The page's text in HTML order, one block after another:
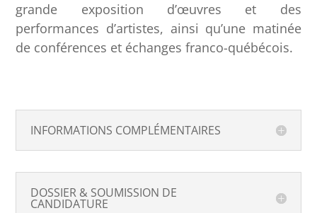
grande exposition d’œuvres et des
performances d’artistes, ainsi qu’une matinée
de conférences et échanges franco-québécois.
INFORMATIONS COMPLÉMENTAIRES
DOSSIER & SOUMISSION DE
CANDIDATURE